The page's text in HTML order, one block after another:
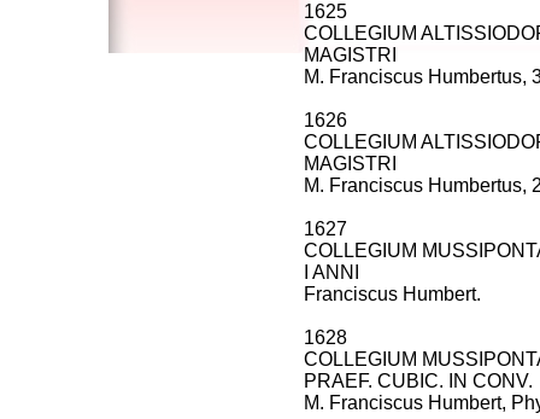
1625
COLLEGIUM
MAGISTRI
M. Franciscus Humbertus,
1626
COLLEGIUM
MAGISTRI
M. Franciscus Humbertus,
1627
COLLEGIUM
I ANNI
Franciscus Humbert.
1628
COLLEGIUM
PRAEF. CUBIC. IN CONV.
M. Franciscus Humbert,